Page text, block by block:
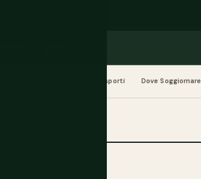
Trasporti Dove Soggiornare